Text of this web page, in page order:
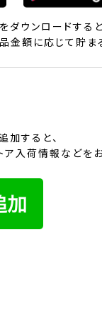
ウンロードすると
金額に応じて貯ま
加すると、
入荷情報などをお